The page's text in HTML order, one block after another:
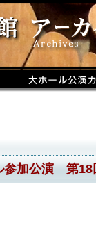
参加公演 第